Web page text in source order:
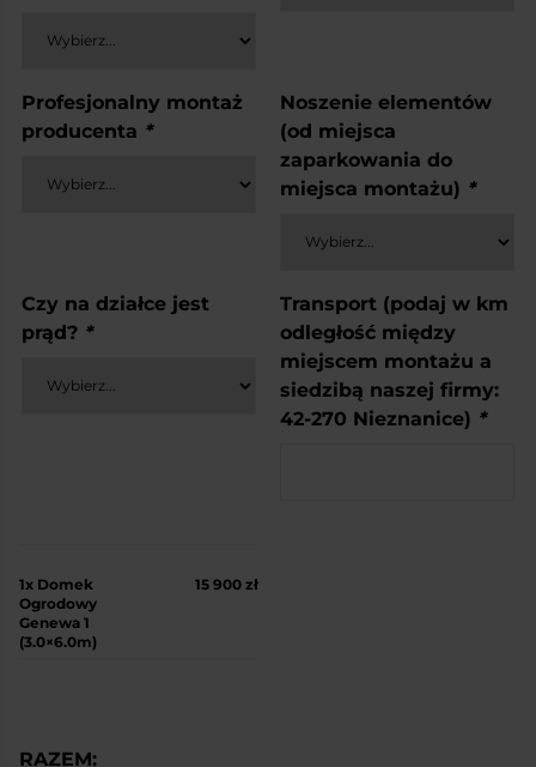
Profesjonalny montaż
producenta *
Noszenie elementów
(od miejsca
zaparkowania do
miejsca montażu) *
Czy na działce jest
prąd? *
Transport (podaj w km
odległość między
miejscem montażu a
siedzibą naszej firmy:
42-270 Nieznanice) *
1x Domek
Ogrodowy
Genewa 1
(3.0×6.0m)
15 900 zł
RAZEM: